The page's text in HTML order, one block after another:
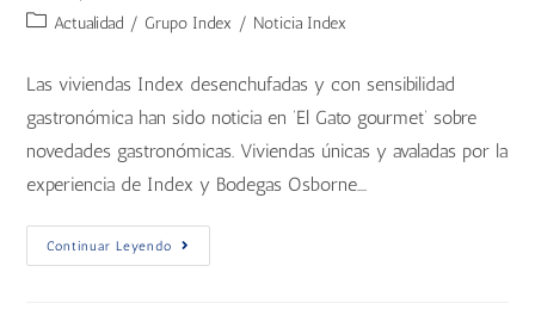
Actualidad / Grupo Index / Noticia Index
Las viviendas Index desenchufadas y con sensibilidad
gastronómica han sido noticia en ‘El Gato gourmet’ sobre
novedades gastronómicas. Viviendas únicas y avaladas por la
experiencia de Index y Bodegas Osborne.…
Continuar Leyendo